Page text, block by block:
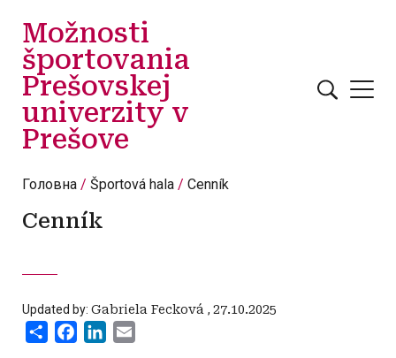
Možnosti
športovania
Prešovskej
univerzity v
Prešove
Головна Športová hala Cenník
Cenník
Updated by: Gabriela Fecková , 27.10.2025
Share FacebookLinkedIn